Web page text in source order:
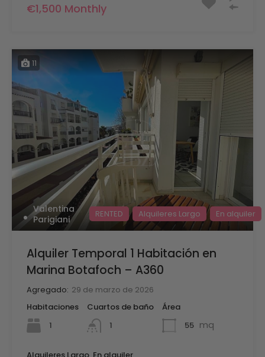
€1,500 Monthly
11
Valentina
Parigiani
RENTED Alquileres Largo En alquiler
Alquiler Temporal 1 Habitación en
Marina Botafoch – A360
Agregado: 29 de marzo de 2026
Habitaciones
1
Cuartos de baño
1
Área
55 mq